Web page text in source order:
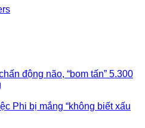
động não, “bom tấn” 5.300
Phi bị mắng “không biết xấu